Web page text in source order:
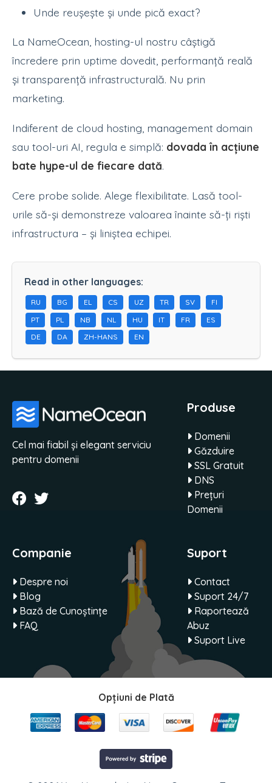
Unde reușește și unde pică exact?
La NameOcean, hosting-ul nostru câștigă
încredere prin uptime dovedit, performanță reală
și transparență infrastructurală. Nu prin
marketing.
Indiferent de cloud hosting, management domain
sau tool-uri AI, regula e simplă: dovada în acțiune
bate hype-ul de fiecare dată.
Cere probe solide. Alege flexibilitate. Lasă tool-
urile să-și demonstreze valoarea înainte să-ți riști
infrastructura – și liniștea echipei.
Read in other languages:
RU BG EL CS UZ TR SV
FI
PT
PL NB NL HU IT FR
ES
DE
DA ZH-HANS EN
Cel mai fiabil și elegant serviciu
pentru domenii
Produse
Domenii
Găzduire
SSL Gratuit
DNS
Prețuri
Domenii
Companie
Despre noi
Blog
Bază de Cunoștințe
FAQ
Suport
Contact
Suport 24/7
Raportează
Abuz
Suport Live
Opțiuni de Plată